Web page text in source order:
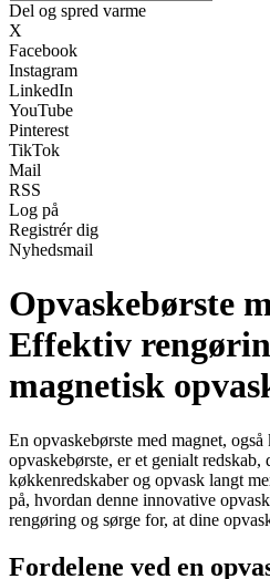
Del og spred varme
X
Facebook
Instagram
LinkedIn
YouTube
Pinterest
TikTok
Mail
RSS
Log på
Registrér dig
Nyhedsmail
Opvaskebørste
Effektiv
magnetisk
En opvaskebørste med magnet,
opvaskebørste, er et genialt
køkkenredskaber og opvask langt
på, hvordan denne innovative
rengøring og sørge for, at dine
Fordelene ved en